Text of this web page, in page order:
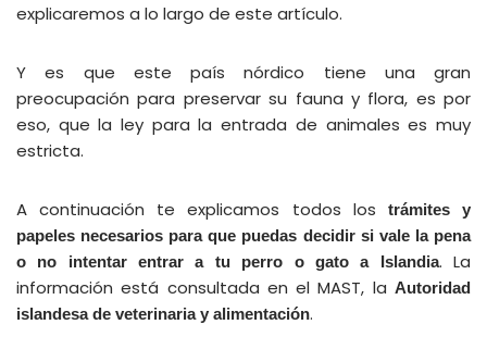
explicaremos a lo largo de este artículo.
Y es que este país nórdico tiene una gran
preocupación para preservar su fauna y flora, es por
eso, que la ley para la entrada de animales es muy
estricta.
A continuación te explicamos todos los
trámites y
papeles necesarios para que puedas decidir si vale la pena
o no intentar entrar a tu perro o gato a Islandia. La
información está consultada en el MAST, la Autoridad
islandesa de veterinaria y alimentación.